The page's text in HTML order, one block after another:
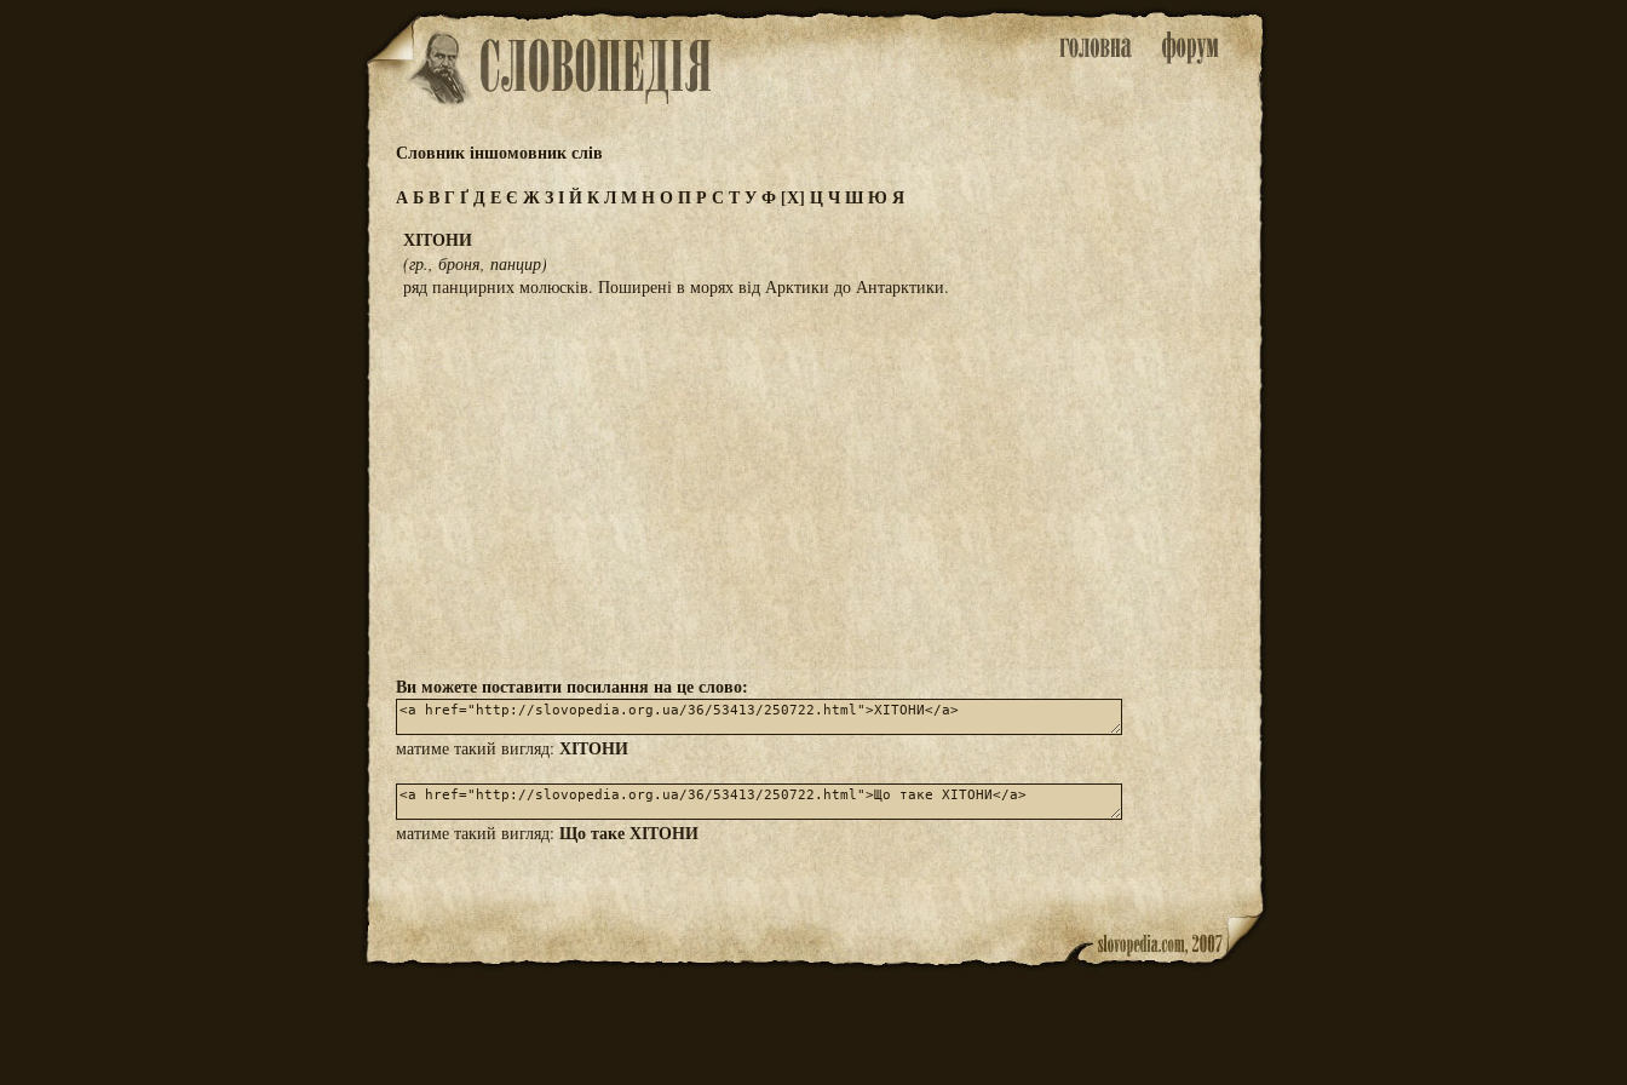
Словник іншомовник слів
АБВГҐДЕЄ ЖЗІЙКЛМНОПРСТУФ [Х] ЦЧШЮ Я
ХІТОНИ
(гр., броня, панцир)
ряд панцирних молюсків. Поширені в морях від Арктики до Антарктики.
Ви можете поставити посилання на це слово:
матиме такий вигляд:ХІТОНИ
матиме такий вигляд: Що таке ХІТОНИ